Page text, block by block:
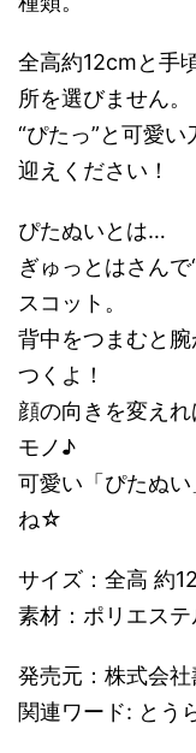
全高約12cmと手
所を選びません。
“ぴたっ”と可愛
迎えください！
ぴたぬいとは…
ぎゅっとはさん
スコット。
背中をつまむと
つくよ！
顔の向きを変え
モノ♪
可愛い「ぴたぬ
ね☆
サイズ：全高 約
素材：ポリエステ
発売元：株式会社
関連ワード: とう